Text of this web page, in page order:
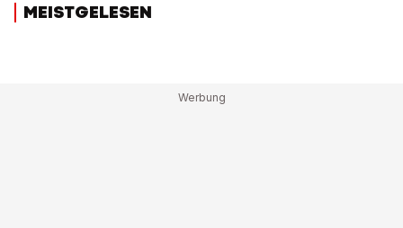
MEISTGELESEN